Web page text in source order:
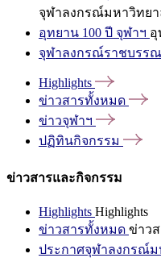
จุฬาลงกรณ์มหาวิทยา
อุทยาน 100 ปี จุฬาฯ อุ
จุฬาลงกรณ์ราชบรร
Highlights
ข่าวสารทั้งหมด
ข่าวจุฬาฯ
ปฏิทินกิจกรรม
ข่าวสารและกิจกรรม
Highlights Highlights
ข่าวสารทั้งหมด ข่าว
ประกาศจุฬาลงกรณ์ม